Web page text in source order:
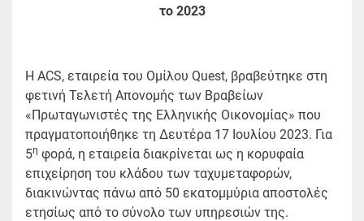
το 2023
Η ACS, εταιρεία του Ομίλου Quest, βραβεύτηκε στη
φετινή Τελετή Απονομής των Βραβείων
«Πρωταγωνιστές της Ελληνικής Οικονομίας» που
πραγματοποιήθηκε τη Δευτέρα 17 Ιουλίου 2023. Για
5η φορά, η εταιρεία διακρίνεται ως η κορυφαία
επιχείρηση του κλάδου των ταχυμεταφορών,
διακινώντας πάνω από 50 εκατομμύρια αποστολές
ετησίως από το σύνολο των υπηρεσιών της.